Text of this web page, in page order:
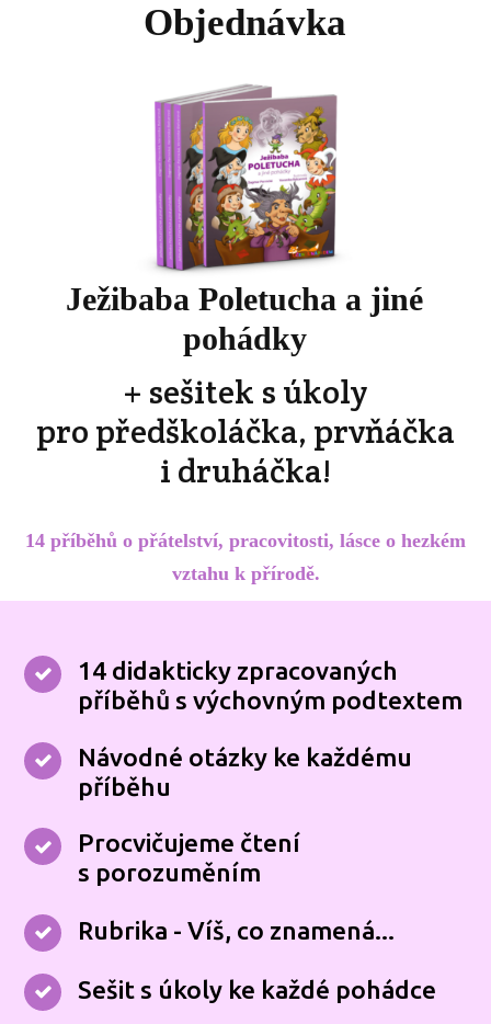
Objednávka
Ježibaba Poletucha a jiné
pohádky
+ sešitek s úkoly
pro předškoláčka, prvňáčka
i druháčka!
14 příběhů o přátelství, pracovitosti, lásce o hezkém
vztahu k přírodě.
14 didakticky zpracovaných
příběhů s výchovným podtextem
Návodné otázky ke každému
příběhu
Procvičujeme čtení
s porozuměním
Rubrika - Víš, co znamená...
Sešit s úkoly ke každé pohádce